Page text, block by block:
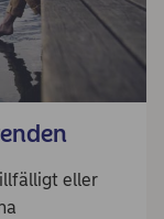
eller